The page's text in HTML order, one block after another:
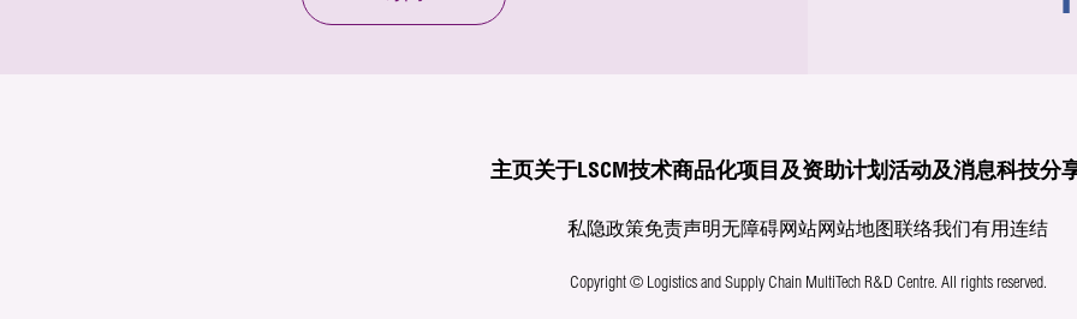
主页关于LSCM技术商品化项目及资助计划活动及消息科技分
私隐政策免责声明无障碍网站网站地图联络我们有用连结
Copyright © Logistics and Supply Chain MultiTech R&D Centre. All rights reserved.